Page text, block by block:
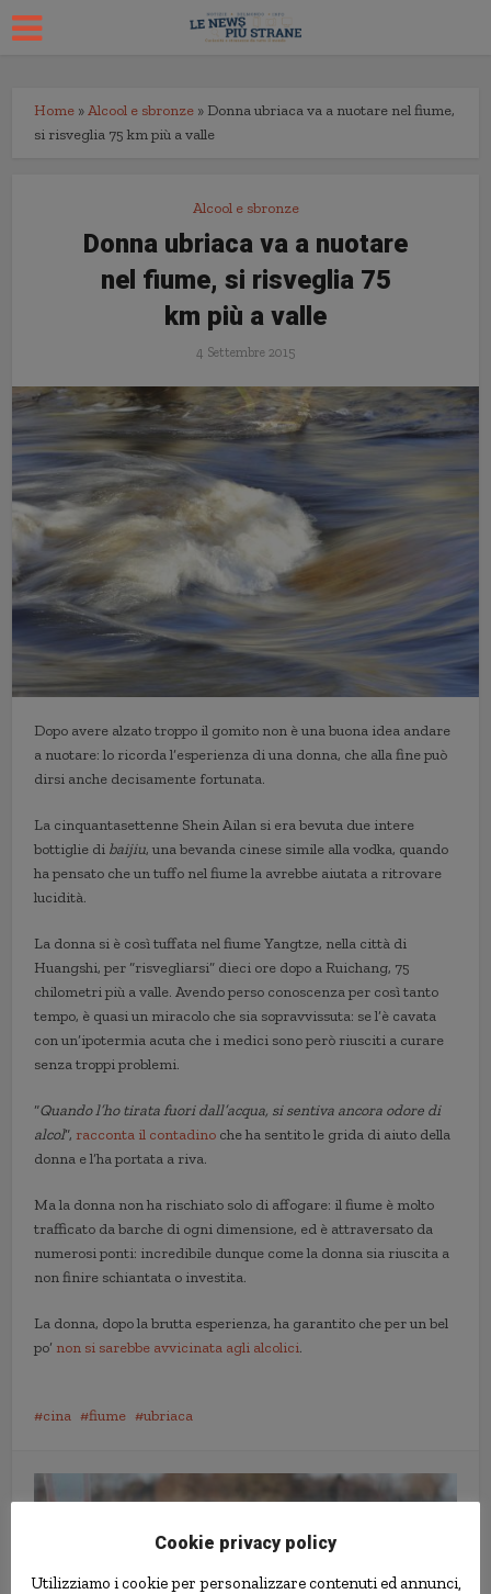
Home »Alcool e sbronze » Donna ubriaca va a nuotare nel fiume,
si risveglia 75 km più a valle
Alcool e sbronze
Donna ubriaca va a nuotare
nel fiume, si risveglia 75
km più a valle
4 Settembre 2015
Dopo avere alzato troppo il gomito non è una buona idea andare
a nuotare: lo ricorda l’esperienza di una donna, che alla fine può
dirsi anche decisamente fortunata.
La cinquantasettenne Shein Ailan si era bevuta due intere
bottiglie di baijiu, una bevanda cinese simile alla vodka, quando
ha pensato che un tuffo nel fiume la avrebbe aiutata a ritrovare
lucidità.
La donna si è così tuffata nel fiume Yangtze, nella città di
Huangshi, per “risvegliarsi” dieci ore dopo a Ruichang, 75
chilometri più a valle. Avendo perso conoscenza per così tanto
tempo, è quasi un miracolo che sia sopravvissuta: se l’è cavata
con un’ipotermia acuta che i medici sono però riusciti a curare
senza troppi problemi.
“Quando l’ho tirata fuori dall’acqua, si sentiva ancora odore di
alcol”, racconta il contadino che ha sentito le grida di aiuto della
donna e l’ha portata a riva.
Ma la donna non ha rischiato solo di affogare: il fiume è molto
trafficato da barche di ogni dimensione, ed è attraversato da
numerosi ponti: incredibile dunque come la donna sia riuscita a
non finire schiantata o investita.
La donna, dopo la brutta esperienza, ha garantito che per un bel
po’ non si sarebbe avvicinata agli alcolici.
cina fiume ubriaca
Cookie privacy policy
Utilizziamo i cookie per personalizzare contenuti ed annunci,